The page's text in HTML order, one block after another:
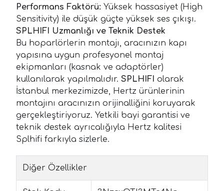
Performans Faktörü: Yüksek hassasiyet (High
Sensitivity) ile düşük güçte yüksek ses çıkışı.
SPLHIFI Uzmanlığı ve Teknik Destek
Bu hoparlörlerin montajı, aracınızın kapı
yapısına uygun profesyonel montaj
ekipmanları (kasnak ve adaptörler)
kullanılarak yapılmalıdır. SPLHIFI olarak
İstanbul merkezimizde, Hertz ürünlerinin
montajını aracınızın orijinalliğini koruyarak
gerçekleştiriyoruz. Yetkili bayi garantisi ve
teknik destek ayrıcalığıyla Hertz kalitesi
Splhifi farkıyla sizlerle.
Diğer Özellikler